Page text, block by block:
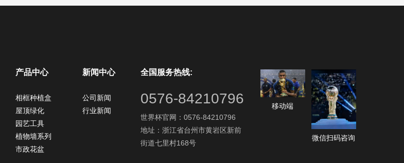
产品中心
相框种植盒
屋顶绿化
园艺工具
植物墙系列
市政花盆
新闻中心
公司新闻
行业新闻
全国服务热线:
0576-84210796
世界杯官网：0576-84210796
地址：浙江省台州市黄岩区新前
街道七里村168号
移动端
微信扫码咨询